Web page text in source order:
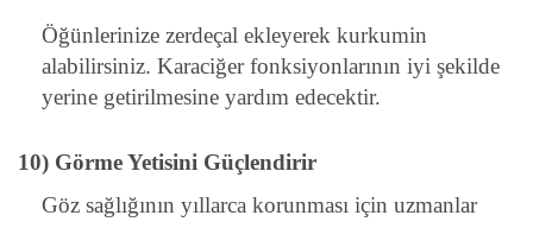
Öğünlerinize zerdeçal ekleyerek kurkumin
alabilirsiniz. Karaciğer fonksiyonlarının iyi şekilde
yerine getirilmesine yardım edecektir.
10) Görme Yetisini Güçlendirir
Göz sağlığının yıllarca korunması için uzmanlar